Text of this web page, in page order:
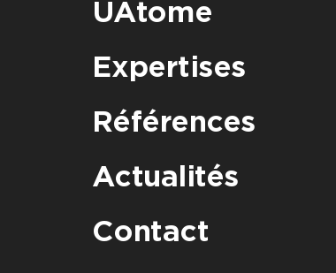
UAtome
Expertises
Références
Actualités
Contact